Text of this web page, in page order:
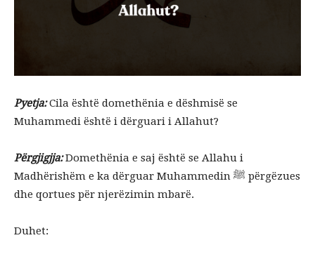
Pyetja:Cila është domethënia e dëshmisë se
Muhammedi është i dërguari i Allahut?
Përgjigjja:Domethënia e saj është se Allahu i
Madhërishëm e ka dërguar Muhammedin ﷺ përgëzues
dhe qortues për njerëzimin mbarë.
Duhet: